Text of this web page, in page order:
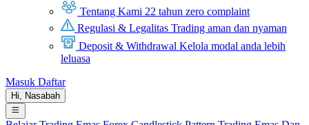
Tentang Kami 22 tahun zero complaint
Regulasi & Legalitas Trading aman dan nyaman
Deposit & Withdrawal Kelola modal anda lebih
leluasa
Masuk Daftar
Hi, Nasabah